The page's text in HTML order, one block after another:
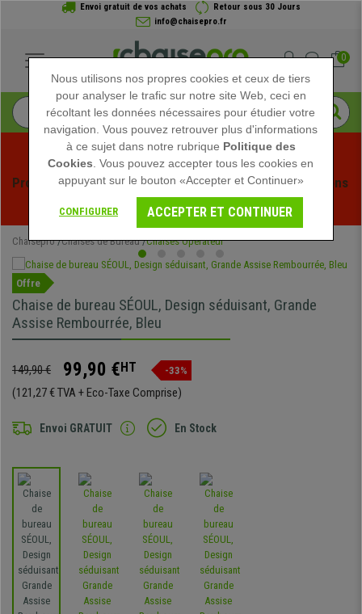
Envoi gratuit de vos achats
Retour sous 30 Jours
info@chaisepro.fr
0
Profitez des soldes d'été chez Chaisepro ! Des réductions
exclusives pour une durée limitée - Voir l'offre
Chaisepro Chaises de Bureau Chaises Opérateur
Offre
Chaise de bureau SÉOUL, Design séduisant, Grande
Assise Rembourrée, Bleu
149,90 € 99,90 €HT -33%
(121,27 € TVA + Eco-Taxe Comprise)
Envoi GRATUIT En Stock
Nous utilisons nos propres cookies et ceux de tiers
pour analyser le trafic sur notre site Web, ceci en
récoltant les données nécessaires pour étudier votre
navigation. Vous pouvez retrouver plus d'informations
à ce sujet dans notre rubrique Politique des
Cookies . Vous pouvez accepter tous les cookies en
appuyant sur le bouton «Accepter et Continuer»
CONFIGURER ACCEPTER ET CONTINUER